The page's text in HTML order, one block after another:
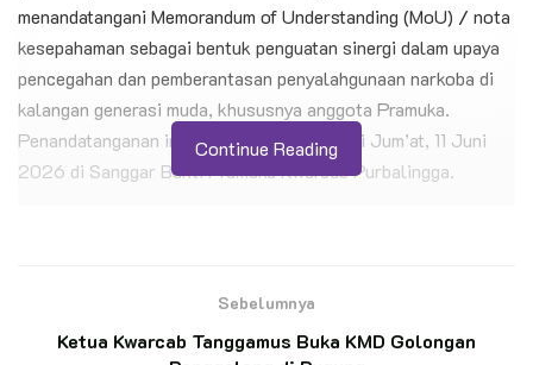
menandatangani Memorandum of Understanding (MoU) / nota
kesepahaman sebagai bentuk penguatan sinergi dalam upaya
pencegahan dan pemberantasan penyalahgunaan narkoba di
kalangan generasi muda, khususnya anggota Pramuka.
Penandatanganan ini berlangsung pada hari Jum’at, 11 Juni
2026 di Sanggar Bakti Pramuka Kwarcab Purbalingga.
BACA JUGA
Continue Reading
Sebelumnya
Ketua Kwarcab Tanggamus Buka KMD Golongan